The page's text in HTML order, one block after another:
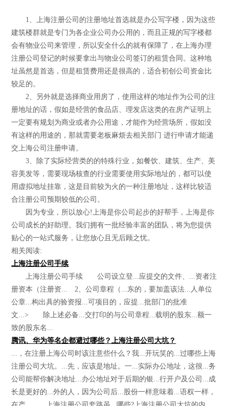
1、上海注册公司的注册地址首选就是办公写字楼，因为这些
建筑楼群就是专门为各企业公司办公用的，而且正规的写字楼都
会有物业公司来管理，所以安全什么的就有保障了，在上海办理
注册公司登记的时候要拿出与物业公司签订的租赁合同。这种地
址虽然是首选，但是租赁费用还是很高的，适合初创公司资金比
较足的。
2、另外就是选择商业用房了，使用这样的地址作为公司的注
册地址的话，假如是经营的食品店、理发店这类的在房产证明上
一定要有规划为商业或者办公用途，才能作为经营场所，假如没
有这样的用途的，那就需要老板麻烦去相关部门 进行申请才能递
交上海公司注册申请。
3、除了实际经营类的的特殊行业，如餐饮、建筑、生产、美
容美发等，需要现场核查的行业需要使用实际地址的，都可以使
用虚拟地址挂靠，这是目前较为火的一种注册地址，这样比较适
合注册公司预期较低的公司。
因为专业，所以放心!上海是你公司起步的好帮手，上海是你
公司成长的好助理。我们拥有一批经验丰富的团队，将为您提供
贴心的一站式服务，让您放心且无后顾之忧。
相关阅读:
上海注册公司手续
上海注册公司手续 公司设立登...应提交的文件、...资者注
册资本（注册资... 2、公司章程（...东的，要加盖该法...人单位
公章...构出具的验资报...可项目的，应提...批部门的批准
文...> 除上述必备...交打印的与公司章程...载明的股东...额一
致的股东名...
腾讯、华为等名企都避过哪些？上海注册公司大坑？
...，在注册上海公司时该注意些什么？我...开玩笑的...过哪些上海
注册公司大坑。...先，应该是地址。一...实际办公地址，这很...务
公司能帮你解决地址...办公地址对于后期的银...行开户及公司...成
长是更好的...外的人，因为公司后...股份一样意味着...语权一样，